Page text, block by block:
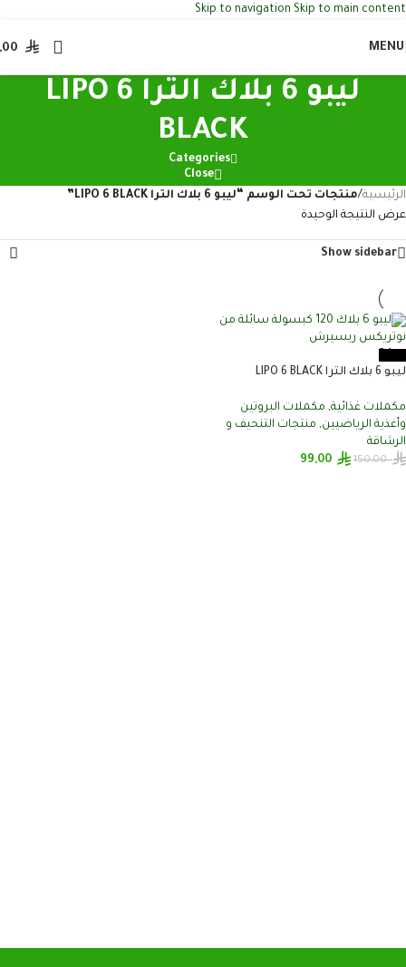
Skip to navigation Skip to main content
MENU
ليبو 6 بلاك الترا LIPO 6
BLACK
Categories
Close
الرئيسية/منتجات تحت الوسم “ليبو 6 بلاك الترا LIPO 6 BLACK”
عرض النتيجة الوحيدة
Show sidebar
ليبو 6 بلاك الترا LIPO 6 BLACK
مكملات غذائية, مكملات البروتين
وأغذية الرياضيين, منتجات التنحيف و
الرشاقة
150,00
99,00